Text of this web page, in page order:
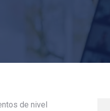
de nivel